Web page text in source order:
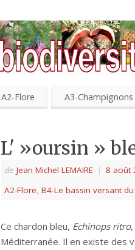
A2-Flore A3-Champignons
L' »oursin »
de Jean Michel LEMAIRE | 8 août
A2-Flore, B4-Le bassin versant
Ce chardon bleu, Echinops ritro
Méditerranée. Il en existe des